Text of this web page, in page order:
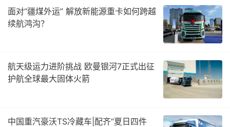
面对“疆煤外运” 解放新能源重卡如何跨越
续航鸿沟？
航天级运力进阶挑战 欧曼银河7正式出征
护航全球最大固体火箭
中国重汽豪沃TS冷藏车|配齐“夏日四件